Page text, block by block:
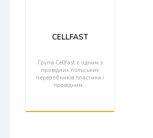
CELLFAST
Група Cellfast є одним з
провідних польських
переробників пластика і
провідним…